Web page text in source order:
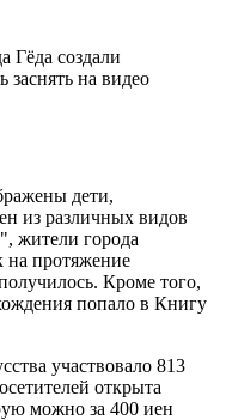
Гёда создали
заснять на видео
дети,
из различных видов
жители города
на протяжение
Кроме того,
попало в Книгу
участвовало 813
открыта
можно за 400 иен